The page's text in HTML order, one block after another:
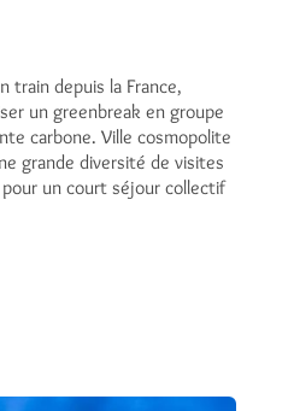
train depuis la France,
un greenbreak en groupe
carbone. Ville cosmopolite
grande diversité de visites
un court séjour collectif